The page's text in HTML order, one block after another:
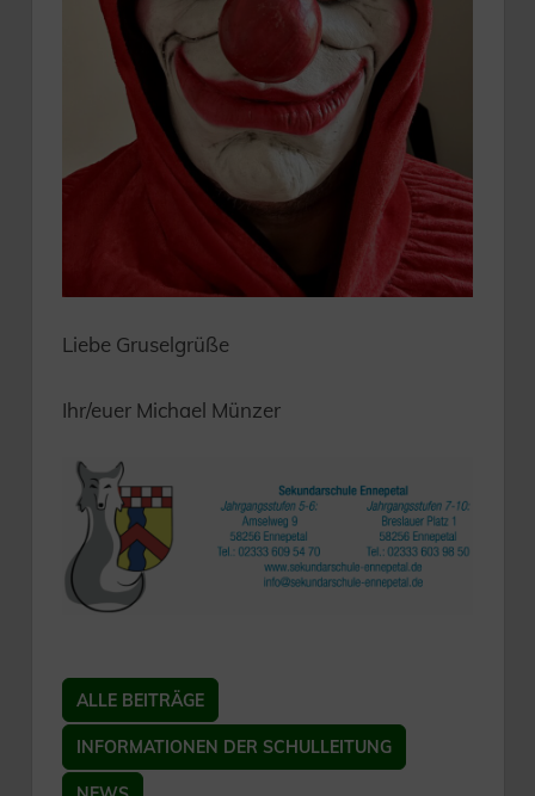
Liebe Gruselgrüße
Ihr/euer Michael Münzer
ALLE BEITRÄGE
INFORMATIONEN DER SCHULLEITUNG